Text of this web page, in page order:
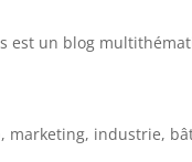
est un blog
marketing, industrie,